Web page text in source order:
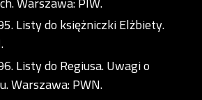
Listy do księżniczki Elżbiety.
Listy do Regiusa. Uwagi o
Warszawa: PWN.